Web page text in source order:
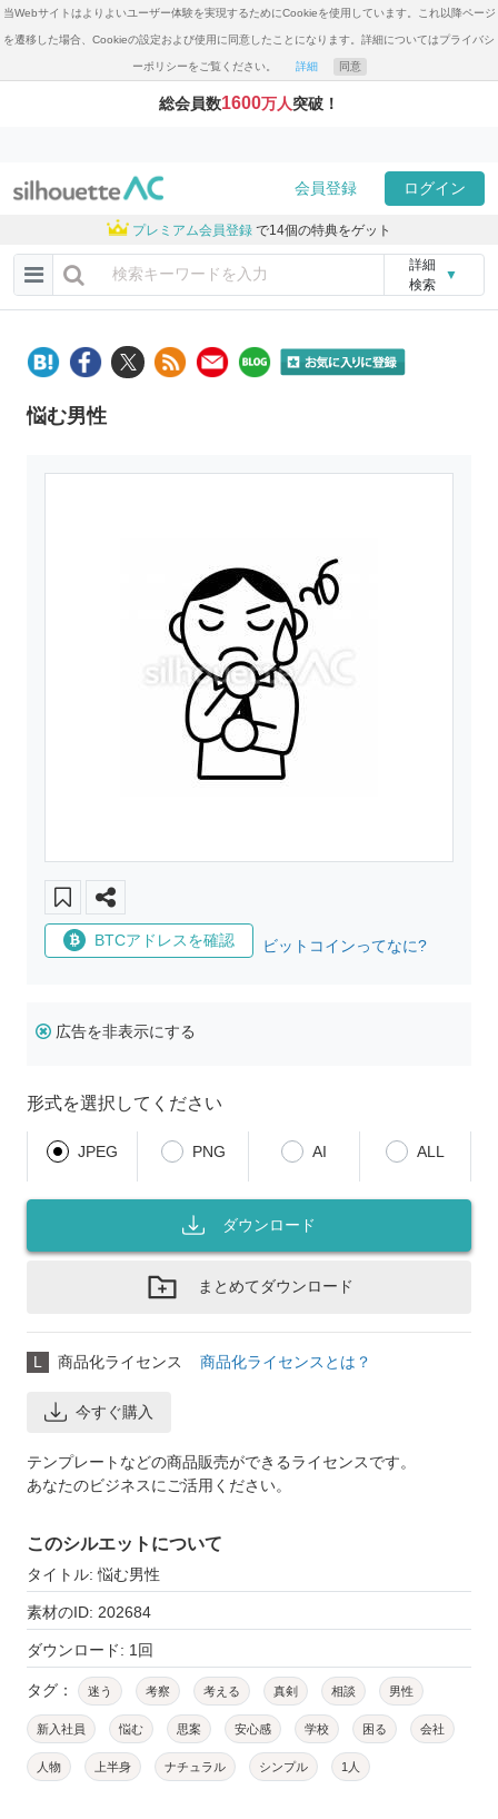
当Webサイトはよりよいユーザー体験を実現するためにCookieを使用しています。これ以降ページ
を遷移した場合、Cookieの設定および使用に同意したことになります。詳細についてはプライバシ
ーポリシーをご覧ください。 詳細 同意
総会員数1600万人突破！
会員登録 ログイン
プレミアム会員登録 で14個の特典をゲット
詳細
検索
▼
悩む男性
BTCアドレスを確認 ビットコインってなに?
広告を非表示にする
形式を選択してください
JPEG PNG AI ALL
ダウンロード
まとめてダウンロード
L 商品化ライセンス 商品化ライセンスとは？
今すぐ購入
テンプレートなどの商品販売ができるライセンスです。
あなたのビジネスにご活用ください。
このシルエットについて
タイトル: 悩む男性
素材のID: 202684
ダウンロード: 1回
タグ： 迷う 考察 考える 真剣 相談 男性
新入社員 悩む 思案 安心感 学校 困る 会社
人物 上半身 ナチュラル シンプル 1人